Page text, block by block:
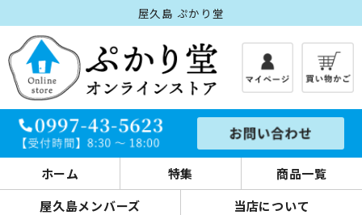
屋久島 ぷかり堂
ホーム 特集
商品一覧
屋久島メンバーズ
当店について